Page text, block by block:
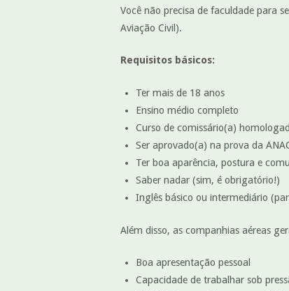
Você não precisa de faculdade para
Aviação Civil).
Requisitos básicos:
Ter mais de 18 anos
Ensino médio completo
Curso de comissário(a)
Ser aprovado(a) na prova da
Ter boa aparência, postura e
Saber nadar (sim, é obrigatório!)
Inglês básico ou intermediário
Além disso, as companhias aéreas
Boa apresentação pessoal
Capacidade de trabalhar sob